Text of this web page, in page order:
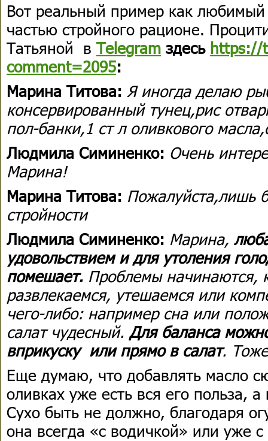
Вот реальный пример как любимый
частью стройного рационе.
Татьяной в Telegram здесь https://
comment=2095:
Марина Титова: Я иногда делаю
консервированный тунец,рис
пол-банки,1 ст л оливкового
Людмила Симиненко: Очень
Марина!
Марина Титова: Пожалуйста,лишь
стройности
Людмила Симиненко: Марина,
удовольствием и для утоления
помешает. Проблемы начинаются,
развлекаемся, утешаемся или
чего-либо: например сна или
салат чудесный. Для баланса
вприкуску или прямо в салат.
Еще думаю, что добавлять масло
оливках уже есть вся его польза,
Сухо быть не должно, благодаря
она всегда «с водичкой» или уже